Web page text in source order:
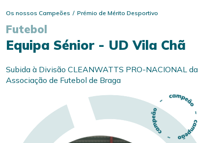
Os nossos Campeões Prémio de Mérito Desportivo
Futebol
Equipa Sénior - UD Vila Chã
Subida à Divisão CLEANWATTS PRO-NACIONAL da
Associação de Futebol de Braga